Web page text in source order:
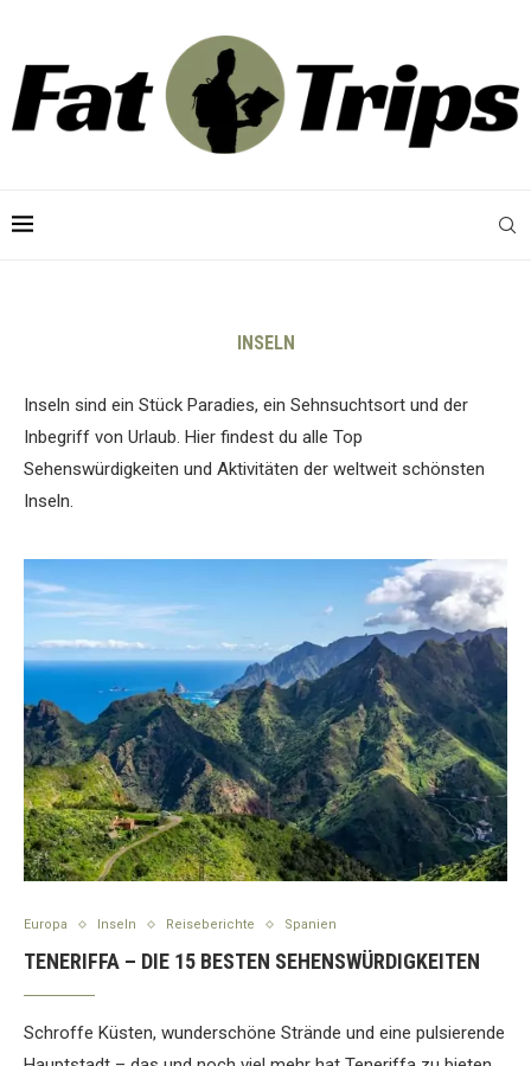
INSELN
Inseln sind ein Stück Paradies, ein Sehnsuchtsort und der
Inbegriff von Urlaub. Hier findest du alle Top
Sehenswürdigkeiten und Aktivitäten der weltweit schönsten
Inseln.
Europa Inseln Reiseberichte Spanien
TENERIFFA – DIE 15 BESTEN SEHENSWÜRDIGKEITEN
Schroffe Küsten, wunderschöne Strände und eine pulsierende